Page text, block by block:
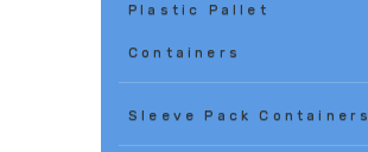
Plastic Pallet
Containers
Sleeve Pack Containers